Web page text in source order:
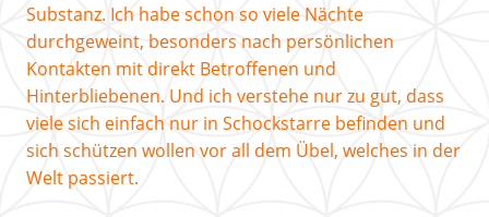
Substanz. Ich habe schon so viele Nächte
durchgeweint, besonders nach persönlichen
Kontakten mit direkt Betroffenen und
Hinterbliebenen. Und ich verstehe nur zu gut, dass
viele sich einfach nur in Schockstarre befinden und
sich schützen wollen vor all dem Übel, welches in der
Welt passiert.